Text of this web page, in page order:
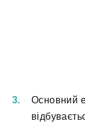
Основний